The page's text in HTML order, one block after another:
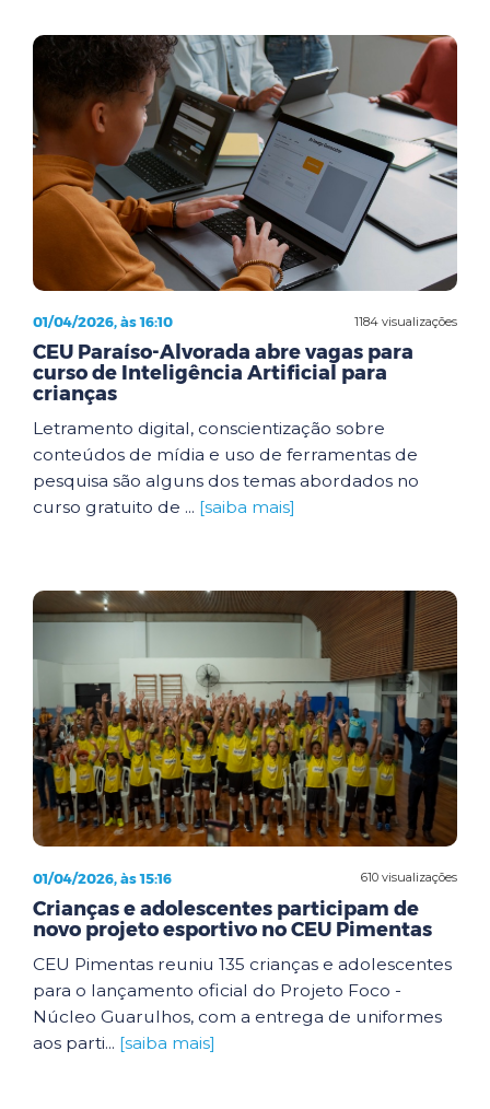
1184 visualizações
01/04/2026, às 16:10
CEU Paraíso-Alvorada abre vagas para
curso de Inteligência Artificial para
crianças
Letramento digital, conscientização sobre
conteúdos de mídia e uso de ferramentas de
pesquisa são alguns dos temas abordados no
curso gratuito de ... [saiba mais]
610 visualizações
01/04/2026, às 15:16
Crianças e adolescentes participam de
novo projeto esportivo no CEU Pimentas
CEU Pimentas reuniu 135 crianças e adolescentes
para o lançamento oficial do Projeto Foco -
Núcleo Guarulhos, com a entrega de uniformes
aos parti... [saiba mais]